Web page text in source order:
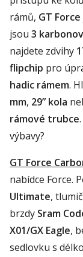
rámů, GT Force
jsou 3
najdete zdvihy
flipchip pro
hadic rámem.
mm, 29” kola
rámové trubce
výbavy?
GT Force
nabídce Force.
Ultimate, tlumič
brzdy Sram
X01/GX Eagle,
sedlovku s